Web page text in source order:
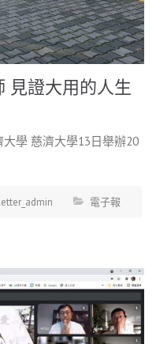
見證大用的人生
學 慈濟大學13日舉辦20
電子報